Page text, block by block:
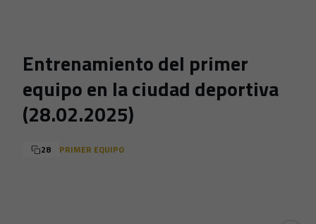
Entrenamiento del primer
equipo en la ciudad deportiva
(28.02.2025)
28 PRIMER EQUIPO